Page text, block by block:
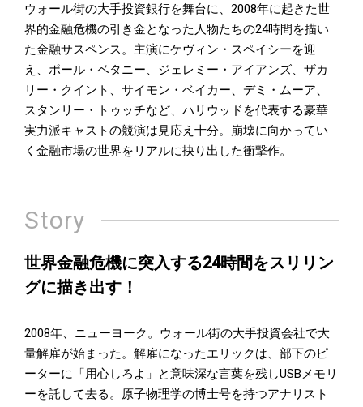
ウォール街の大手投資銀行を舞台に、2008年に起きた世
界的金融危機の引き金となった人物たちの24時間を描い
た金融サスペンス。主演にケヴィン・スペイシーを迎
え、ポール・ベタニー、ジェレミー・アイアンズ、ザカ
リー・クイント、サイモン・ベイカー、デミ・ムーア、
スタンリー・トゥッチなど、ハリウッドを代表する豪華
実力派キャストの競演は見応え十分。崩壊に向かってい
く金融市場の世界をリアルに抉り出した衝撃作。
Story
世界金融危機に突入する24時間をスリリン
グに描き出す！
2008年、ニューヨーク。ウォール街の大手投資会社で大
量解雇が始まった。解雇になったエリックは、部下のピ
ーターに「用心しろよ」と意味深な言葉を残しUSBメモリ
ーを託して去る。原子物理学の博士号を持つアナリスト